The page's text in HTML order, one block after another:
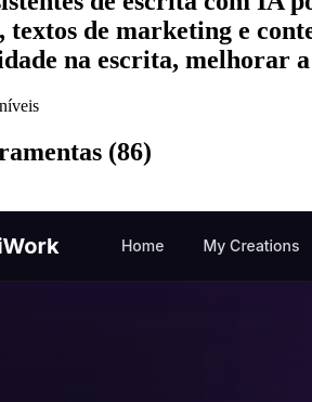
textos de marketing e
na escrita, melhorar
(86)